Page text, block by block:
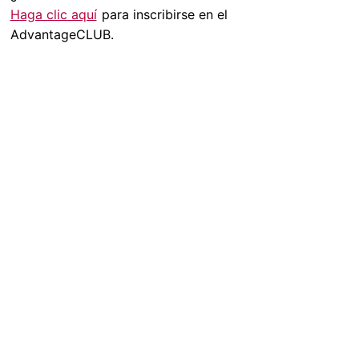
Haga clic aquí para inscribirse en el
AdvantageCLUB.